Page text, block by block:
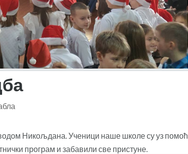
Никољдана. Ученици наше школе су уз помоћ
програм и забавили све пристуне.